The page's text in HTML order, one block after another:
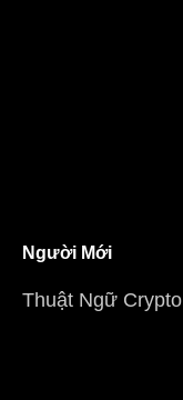
Người Mới
Thuật Ngữ Crypto